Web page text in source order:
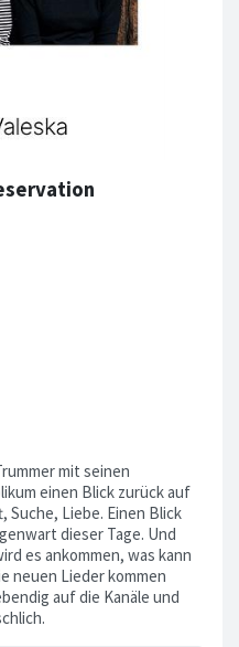
mit seinen
einen Blick zurück auf
Suche, Liebe. Einen Blick
dieser Tage. Und
es ankommen, was kann
neuen Lieder kommen
auf die Kanäle und